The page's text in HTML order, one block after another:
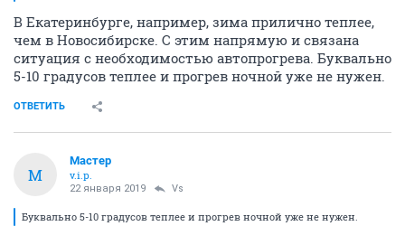
В Екатеринбурге, например, зима прилично теплее,
чем в Новосибирске. С этим напрямую и связана
ситуация с необходимостью автопрогрева. Буквально
5-10 градусов теплее и прогрев ночной уже не нужен.
ОТВЕТИТЬ
М
Мастер
v.i.p.
22 января 2019 Vs
Буквально 5-10 градусов теплее и прогрев ночной уже не нужен.